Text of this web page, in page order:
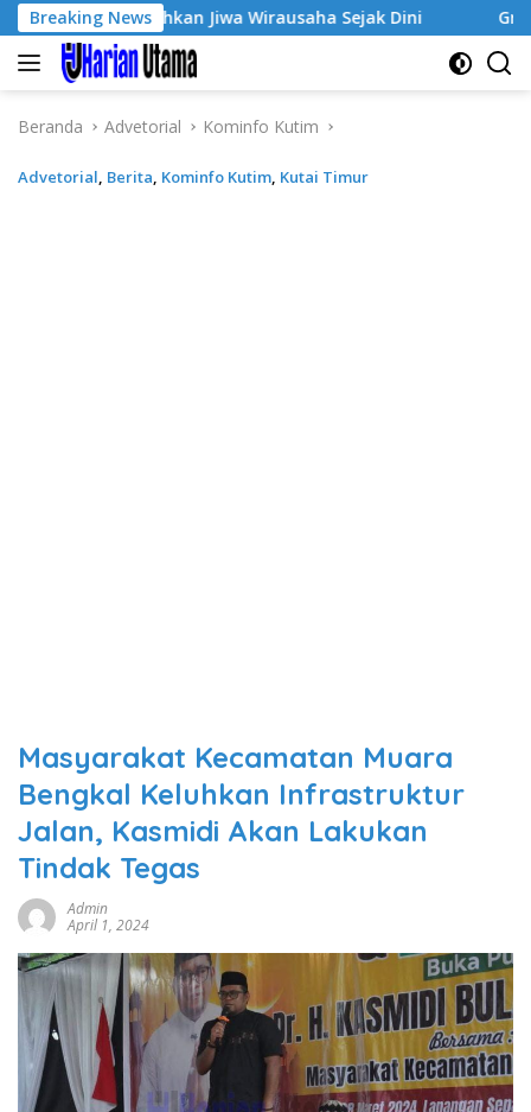
Langsung
ke
konten
Breaking NewsJiwa Wirausaha Sejak Dini GratisPol
Beranda Advetorial Kominfo Kutim
Advetorial, Berita, Kominfo Kutim, Kutai Timur
Masyarakat Kecamatan Muara
Bengkal Keluhkan Infrastruktur
Jalan, Kasmidi Akan Lakukan
Tindak Tegas
Admin
April 1, 2024